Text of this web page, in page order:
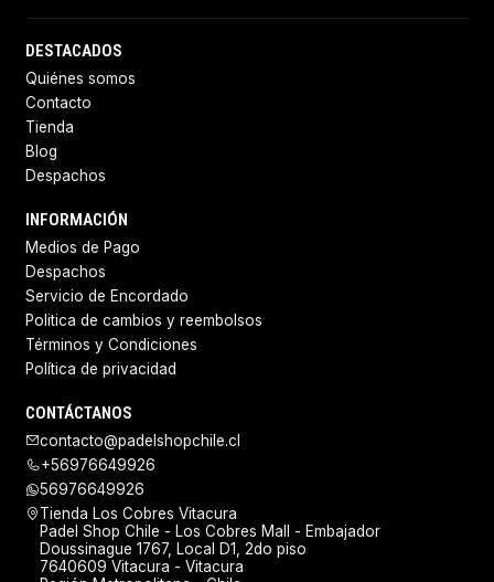
DESTACADOS
Quiénes somos
Contacto
Tienda
Blog
Despachos
INFORMACIÓN
Medios de Pago
Despachos
Servicio de Encordado
Politica de cambios y reembolsos
Términos y Condiciones
Política de privacidad
CONTÁCTANOS
contacto@padelshopchile.cl
+56976649926
56976649926
Tienda Los Cobres Vitacura
Padel Shop Chile - Los Cobres Mall - Embajador
Doussinague 1767, Local D1, 2do piso
7640609 Vitacura - Vitacura